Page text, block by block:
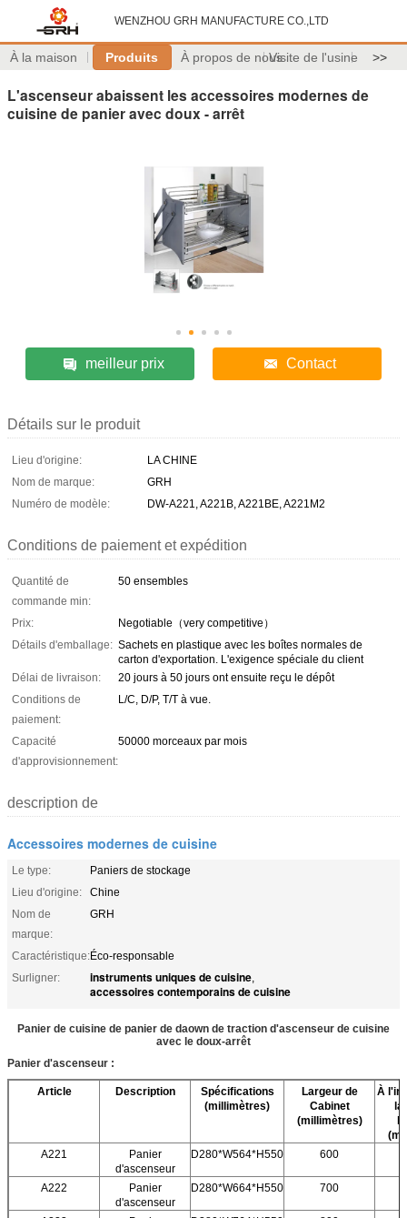
WENZHOU GRH MANUFACTURE CO.,LTD
À la maison Produits À propos de nousVisite de l'usine >>
L'ascenseur abaissent les accessoires modernes de
cuisine de panier avec doux - arrêt
meilleur prix Contact
Détails sur le produit
Lieu d'origine:
LA CHINE
Nom de marque:
GRH
Numéro de modèle:
DW-A221, A221B, A221BE, A221M2
Conditions de paiement et expédition
Quantité de
commande min:
50 ensembles
Prix:
Negotiable（very competitive）
Détails d'emballage: Sachets en plastique avec les boîtes normales de
carton d'exportation. L'exigence spéciale du client
Délai de livraison:
20 jours à 50 jours ont ensuite reçu le dépôt
Conditions de
paiement:
L/C, D/P, T/T à vue.
Capacité
d'approvisionnement:
50000 morceaux par mois
description de
Accessoires modernes de cuisine
Le type:
Paniers de stockage
Lieu d'origine:
Chine
Nom de
marque:
GRH
Caractéristique:Éco-responsable
Surligner:
instruments uniques de cuisine,
accessoires contemporains de cuisine
Panier de cuisine de panier de daown de traction d'ascenseur de cuisine
avec le doux-arrêt
Panier d'ascenseur :
Article Description
Spécifications
(millimètres)
Largeur de
Cabinet
(millimètres)
À
A221
Panier
d'ascenseur
D280*W564*H550 600
A222
Panier
d'ascenseur
D280*W664*H550 700